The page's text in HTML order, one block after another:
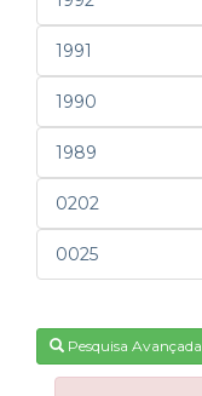
1991
1990
1989
0202
0025
Pesquisa Avançada